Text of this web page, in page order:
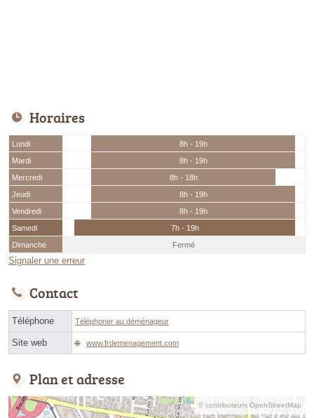
Horaires
Lundi
8h - 19h
Mardi
8h - 19h
Mercredi
8h - 18h
Jeudi
8h - 19h
Vendredi
8h - 19h
Samedi
7h - 19h
Dimanche
Fermé
Signaler une erreur
Contact
Téléphone Téléphoner au déménageur
Site web www.frdemenagement.com
Plan et adresse
© contributeurs OpenStreetMap